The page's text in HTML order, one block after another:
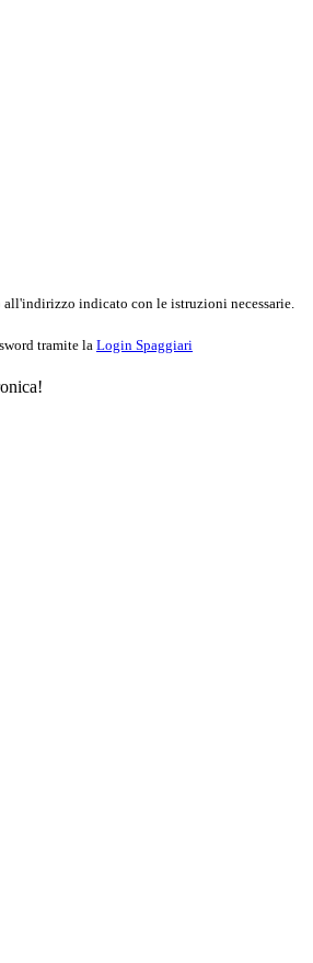
all'indirizzo indicato con le istruzioni necessarie.
tramite la Login Spaggiari